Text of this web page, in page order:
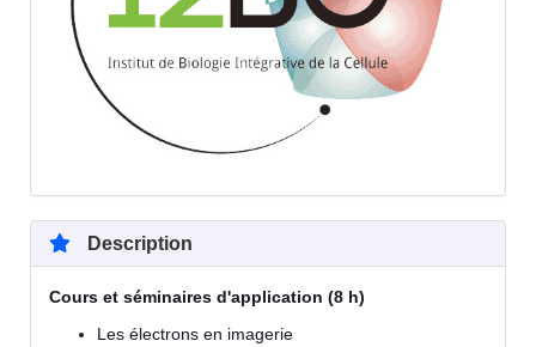
Description
Cours et séminaires d'application (8 h)
Les électrons en imagerie